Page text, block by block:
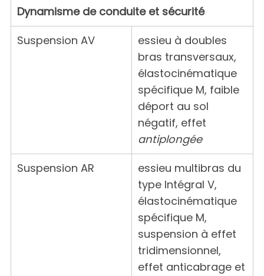
Dynamisme de conduite et sécurité
Suspension AV
essieu à doubles
bras transversaux,
élastocinématique
spécifique M, faible
déport au sol
négatif, effet
antiplongée
Suspension AR
essieu multibras du
type Intégral V,
élastocinématique
spécifique M,
suspension à effet
tridimensionnel,
effet anticabrage et